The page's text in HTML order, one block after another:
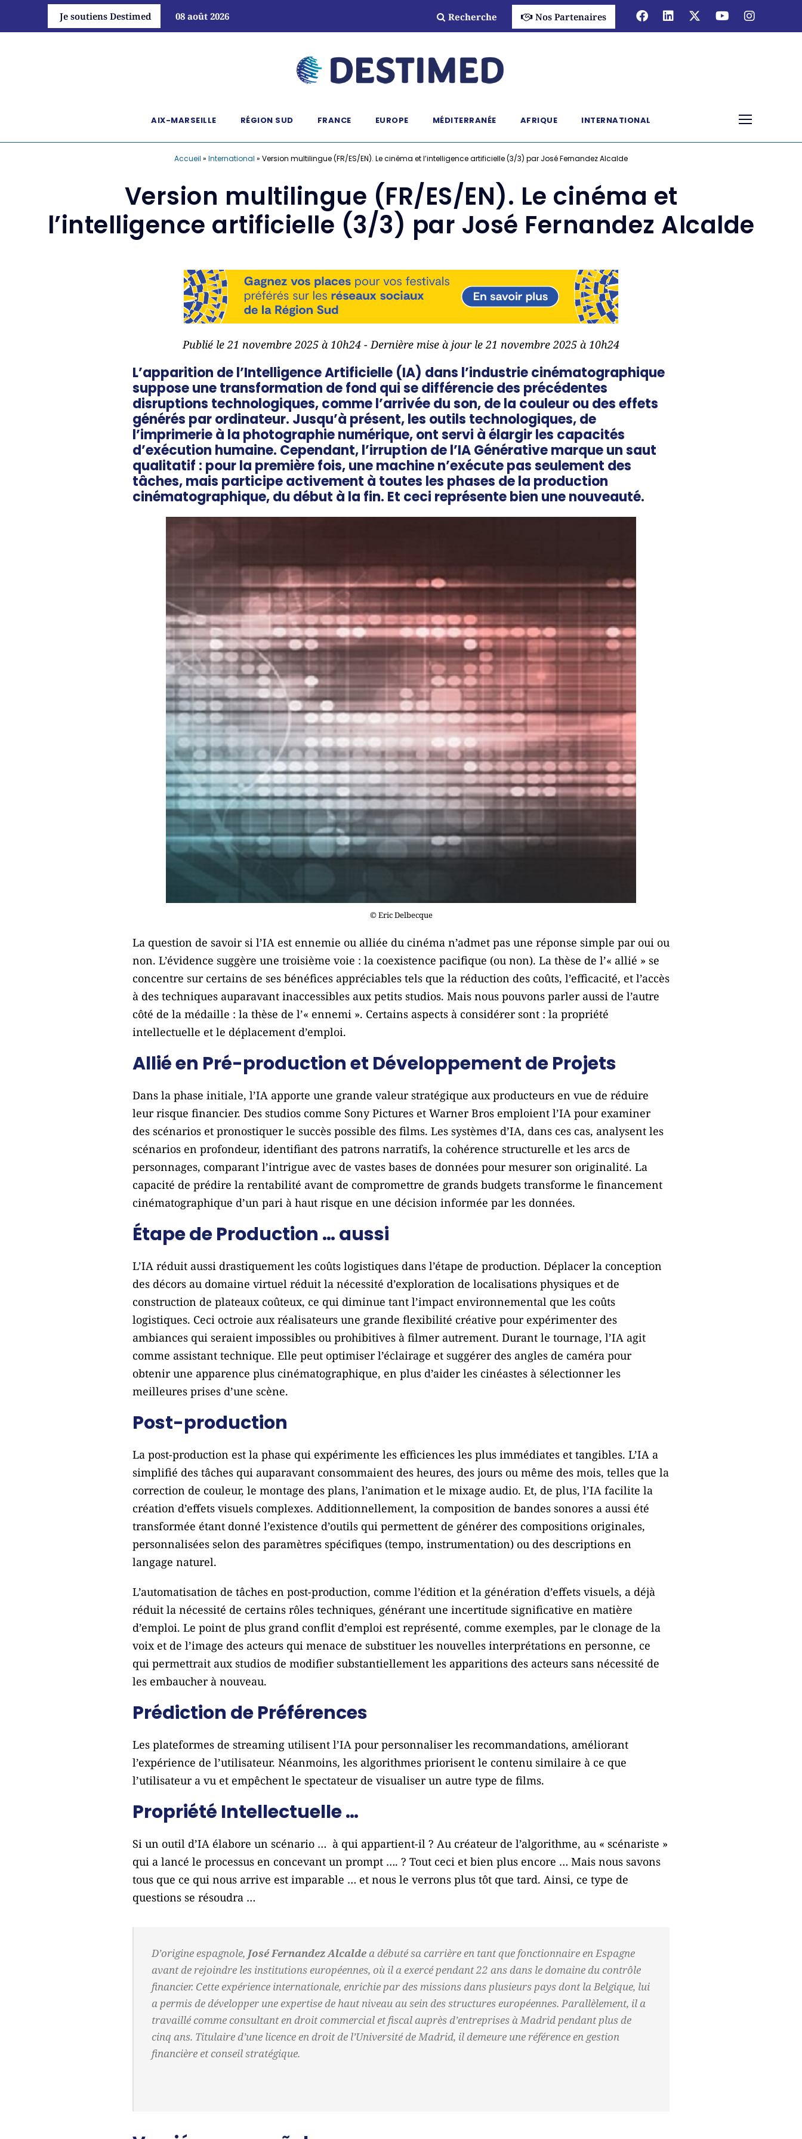
Je soutiens Destimed 08 août 2026 Recherche Nos Partenaires
AIX-MARSEILLE RÉGION SUD FRANCE EUROPE MÉDITERRANÉE AFRIQUE INTERNATIONAL
Accueil » International » Version multilingue (FR/ES/EN). Le cinéma et l’intelligence artificielle (3/3) par José Fernandez Alcalde
Version multilingue (FR/ES/EN). Le cinéma et
l’intelligence artificielle (3/3) par José Fernandez Alcalde
Publié le 21 novembre 2025 à 10h24 - Dernière mise à jour le 21 novembre 2025 à 10h24
L’apparition de l’Intelligence Artificielle (IA) dans l’industrie cinématographique
suppose une transformation de fond qui se différencie des précédentes
disruptions technologiques, comme l’arrivée du son, de la couleur ou des effets
générés par ordinateur. Jusqu’à présent, les outils technologiques, de
l’imprimerie à la photographie numérique, ont servi à élargir les capacités
d’exécution humaine. Cependant, l’irruption de l’IA Générative marque un saut
qualitatif : pour la première fois, une machine n’exécute pas seulement des
tâches, mais participe activement à toutes les phases de la production
cinématographique, du début à la fin. Et ceci représente bien une nouveauté.
© Eric Delbecque
La question de savoir si l’IA est ennemie ou alliée du cinéma n’admet pas une réponse simple par oui ou
non. L’évidence suggère une troisième voie : la coexistence pacifique (ou non). La thèse de l’« allié » se
concentre sur certains de ses bénéfices appréciables tels que la réduction des coûts, l’efficacité, et l’accès
à des techniques auparavant inaccessibles aux petits studios. Mais nous pouvons parler aussi de l’autre
côté de la médaille : la thèse de l’« ennemi ». Certains aspects à considérer sont : la propriété
intellectuelle et le déplacement d’emploi.
Allié en Pré-production et Développement de Projets
Dans la phase initiale, l’IA apporte une grande valeur stratégique aux producteurs en vue de réduire
leur risque financier. Des studios comme Sony Pictures et Warner Bros emploient l’IA pour examiner
des scénarios et pronostiquer le succès possible des films. Les systèmes d’IA, dans ces cas, analysent les
scénarios en profondeur, identifiant des patrons narratifs, la cohérence structurelle et les arcs de
personnages, comparant l’intrigue avec de vastes bases de données pour mesurer son originalité. La
capacité de prédire la rentabilité avant de compromettre de grands budgets transforme le financement
cinématographique d’un pari à haut risque en une décision informée par les données.
Étape de Production … aussi
L’IA réduit aussi drastiquement les coûts logistiques dans l’étape de production. Déplacer la conception
des décors au domaine virtuel réduit la nécessité d’exploration de localisations physiques et de
construction de plateaux coûteux, ce qui diminue tant l’impact environnemental que les coûts
logistiques. Ceci octroie aux réalisateurs une grande flexibilité créative pour expérimenter des
ambiances qui seraient impossibles ou prohibitives à filmer autrement. Durant le tournage, l’IA agit
comme assistant technique. Elle peut optimiser l’éclairage et suggérer des angles de caméra pour
obtenir une apparence plus cinématographique, en plus d’aider les cinéastes à sélectionner les
meilleures prises d’une scène.
Post-production
La post-production est la phase qui expérimente les efficiences les plus immédiates et tangibles. L’IA a
simplifié des tâches qui auparavant consommaient des heures, des jours ou même des mois, telles que la
correction de couleur, le montage des plans, l’animation et le mixage audio. Et, de plus, l’IA facilite la
création d’effets visuels complexes. Additionnellement, la composition de bandes sonores a aussi été
transformée étant donné l’existence d’outils qui permettent de générer des compositions originales,
personnalisées selon des paramètres spécifiques (tempo, instrumentation) ou des descriptions en
langage naturel.
L’automatisation de tâches en post-production, comme l’édition et la génération d’effets visuels, a déjà
réduit la nécessité de certains rôles techniques, générant une incertitude significative en matière
d’emploi. Le point de plus grand conflit d’emploi est représenté, comme exemples, par le clonage de la
voix et de l’image des acteurs qui menace de substituer les nouvelles interprétations en personne, ce
qui permettrait aux studios de modifier substantiellement les apparitions des acteurs sans nécessité de
les embaucher à nouveau.
Prédiction de Préférences
Les plateformes de streaming utilisent l’IA pour personnaliser les recommandations, améliorant
l’expérience de l’utilisateur. Néanmoins, les algorithmes priorisent le contenu similaire à ce que
l’utilisateur a vu et empêchent le spectateur de visualiser un autre type de films.
Propriété Intellectuelle …
Si un outil d’IA élabore un scénario … à qui appartient-il ? Au créateur de l’algorithme, au « scénariste »
qui a lancé le processus en concevant un prompt …. ? Tout ceci et bien plus encore … Mais nous savons
tous que ce qui nous arrive est imparable … et nous le verrons plus tôt que tard. Ainsi, ce type de
questions se résoudra …
D’origine espagnole, José Fernandez Alcaldea débuté sa carrière en tant que fonctionnaire en Espagne
avant de rejoindre les institutions européennes, où il a exercé pendant 22 ans dans le domaine du contrôle
financier. Cette expérience internationale, enrichie par des missions dans plusieurs pays dont la Belgique, lui
a permis de développer une expertise de haut niveau au sein des structures européennes. Parallèlement, il a
travaillé comme consultant en droit commercial et fiscal auprès d’entreprises à Madrid pendant plus de
cinq ans. Titulaire d’une licence en droit de l’Université de Madrid, il demeure une référence en gestion
financière et conseil stratégique.